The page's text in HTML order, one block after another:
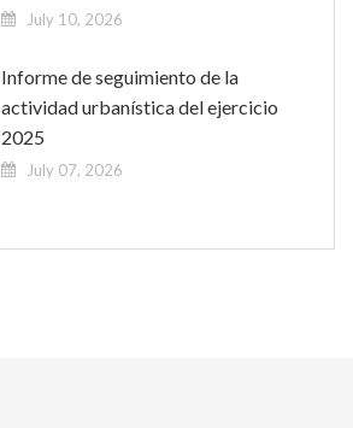
July 10, 2026
Informe de seguimiento de la
actividad urbanística del ejercicio
2025
July 07, 2026